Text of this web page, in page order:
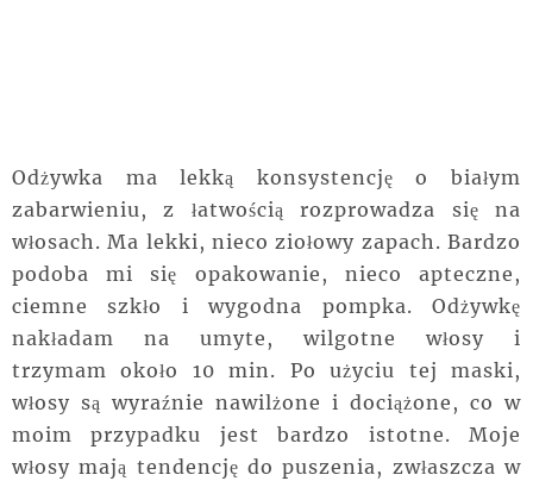
Odżywka ma lekką konsystencję o białym
zabarwieniu, z łatwością rozprowadza się na
włosach. Ma lekki, nieco ziołowy zapach. Bardzo
podoba mi się opakowanie, nieco apteczne,
ciemne szkło i wygodna pompka. Odżywkę
nakładam na umyte, wilgotne włosy i
trzymam około 10 min. Po użyciu tej maski,
włosy są wyraźnie nawilżone i dociążone, co w
moim przypadku jest bardzo istotne. Moje
włosy mają tendencję do puszenia, zwłaszcza w